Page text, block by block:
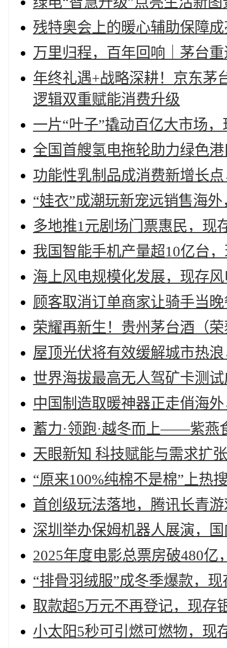
残特奥会上的暖心辅助保障
万里归程，百年回响｜茅台
年终礼遇+战略深耕！京东茅
逻辑双重赋能消费升级
一片“叶子”撬动百亿大市场
全国首艘氢电拖轮助力绿色
功能性乳制品成消费新增长
“娃衣”成潮玩新宠远销售海
多地推1元剧场门票惠民，现
我国智能手机产量超10亿台
海上风电规模化发展，现存
顾客取消订单商家让骑手当
荣耀再新生！贵州茅台酒（
屋顶光伏将有效缓解城市热
世界海拔最高无人驾矿卡测
中国制造取暖神器正走俏海
蓄力·领跑·越冬而上——紫燕
天眼新知 科技赋能与需求扩
“原来100%纯棉不是棉”上热
首创级玩法落地，腾讯长青
深圳举办保姆机器人展演，
2025年度电影总票房破480亿
“排骨羽绒服”成冬季爆款，
取款超5万元不再登记，现存
小太阳5秒可引燃可燃物，现